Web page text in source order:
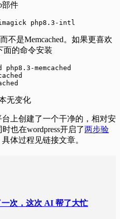
部件
php8.3-intl
不是Memcached。如果更喜欢
面的命令安装
memcached
无变化
上创建了一个干净的，相对安
也在wordpress开启了两步验
具体过程见链接文章。
次，这次 AI 帮了大忙